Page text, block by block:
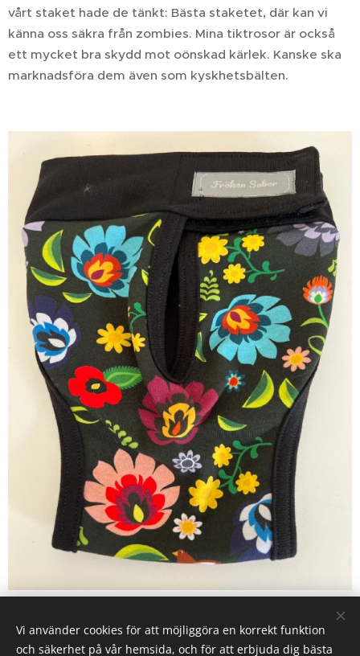
vårt staket hade de tänkt: Bästa staketet, där kan vi
känna oss säkra från zombies. Mina tiktrosor är också
ett mycket bra skydd mot oönskad kärlek. Kanske ska
marknadsföra dem även som kyskhetsbälten.
Share
Vi använder cookies för att möjliggöra en korrekt funktion
och säkerhet på vår hemsida, och för att erbjuda dig bästa